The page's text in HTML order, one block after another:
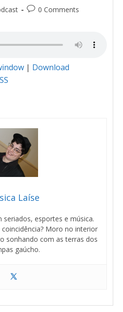
0 Comments
| Download
Laíse
seriados, esportes e música.
Moro no interior
sonhando com as terras dos
gaúcho.